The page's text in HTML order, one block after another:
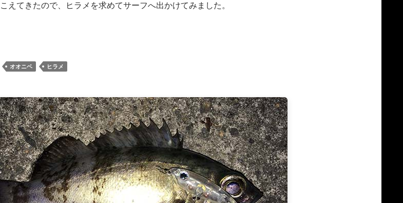
えてきたので、ヒラメを求めてサーフへ出かけてみました。
12/31の釣り | グチ?,ニベ?
オオニベ ヒラメ